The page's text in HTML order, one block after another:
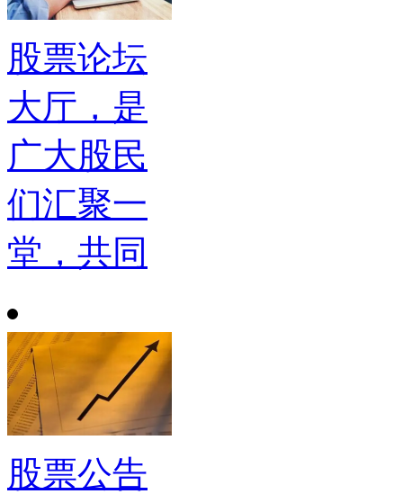
股票论坛
大厅，是
广大股民
们汇聚一
堂，共同
股票公告